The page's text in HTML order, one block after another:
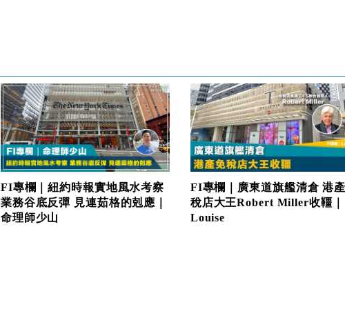
FI專欄｜紐約時報實地風水考察
業務谷底反彈 見連茹格的剋應｜
命理師少山
FI專欄｜廣東道旗艦清倉 港
稅店大王Robert Miller收韁｜
Louise